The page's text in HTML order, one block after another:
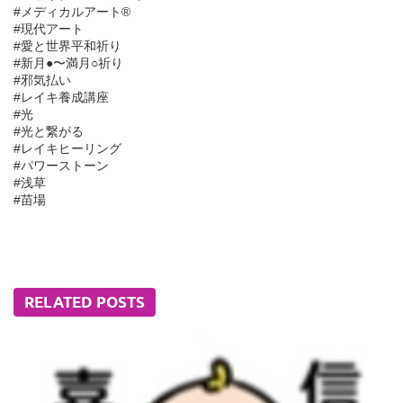
#メディカルアート®︎
#現代アート
#愛と世界平和祈り
#新月●〜満月○祈り
#邪気払い
#レイキ養成講座
#光
#光と繋がる
#レイキヒーリング
#パワーストーン
#浅草
#苗場
RELATED POSTS